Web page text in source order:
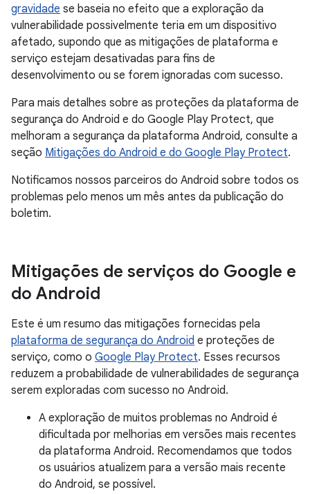
gravidade se baseia no efeito que a exploração da
vulnerabilidade possivelmente teria em um dispositivo
afetado, supondo que as mitigações de plataforma e
serviço estejam desativadas para fins de
desenvolvimento ou se forem ignoradas com sucesso.
Para mais detalhes sobre as proteções da plataforma de
segurança do Android e do Google Play Protect, que
melhoram a segurança da plataforma Android, consulte a
seção Mitigações do Android e do Google Play Protect.
Notificamos nossos parceiros do Android sobre todos os
problemas pelo menos um mês antes da publicação do
boletim.
Mitigações de serviços do Google e
do Android
Este é um resumo das mitigações fornecidas pela
plataforma de segurança do Android e proteções de
serviço, como o Google Play Protect. Esses recursos
reduzem a probabilidade de vulnerabilidades de segurança
serem exploradas com sucesso no Android.
A exploração de muitos problemas no Android é
dificultada por melhorias em versões mais recentes
da plataforma Android. Recomendamos que todos
os usuários atualizem para a versão mais recente
do Android, se possível.